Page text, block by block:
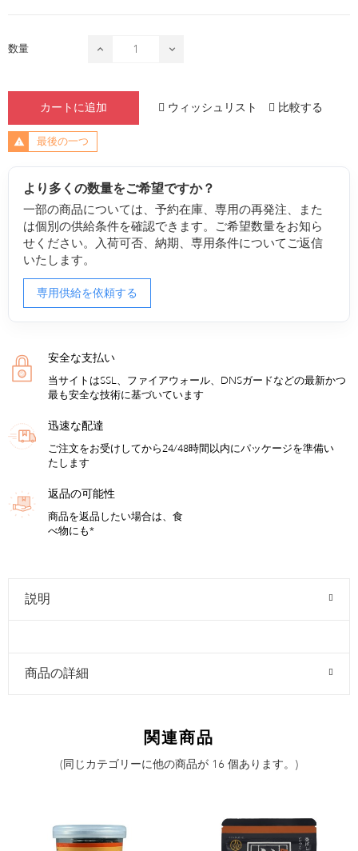
数量
カートに追加 ウィッシュリスト 比較する
最後の一つ
より多くの数量をご希望ですか？
一部の商品については、予約在庫、専用の再発注、また
は個別の供給条件を確認できます。ご希望数量をお知ら
せください。入荷可否、納期、専用条件についてご返信
いたします。
専用供給を依頼する
安全な支払い
当サイトはSSL、ファイアウォール、DNSガードなどの最新かつ
最も安全な技術に基づいています
迅速な配達
ご注文をお受けしてから24/48時間以内にパッケージを準備い
たします
返品の可能性
商品を返品したい場合は、食
べ物にも*
説明
商品の詳細
関連商品
(同じカテゴリーに他の商品が 16 個あります。)